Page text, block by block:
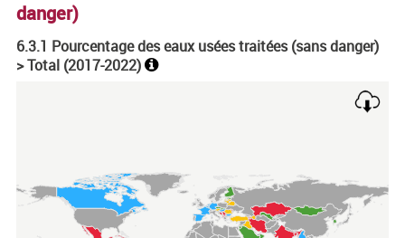
danger)
6.3.1 Pourcentage des eaux usées traitées (sans danger)
> Total (2017-2022)